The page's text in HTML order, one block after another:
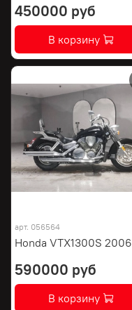
450000 руб
В корзину
арт. 056564
Honda VTX1300S 2006
590000 руб
В корзину